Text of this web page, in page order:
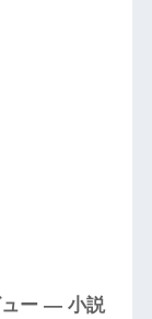
ュー — 小説